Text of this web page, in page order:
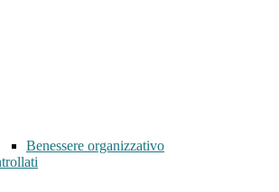
Benessere organizzativo